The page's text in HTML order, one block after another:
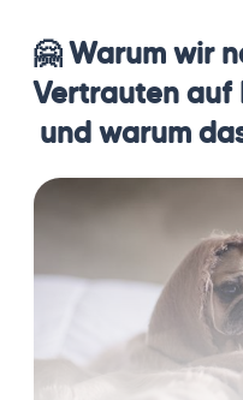
🤗 Warum wir
Vertrauten auf
und warum